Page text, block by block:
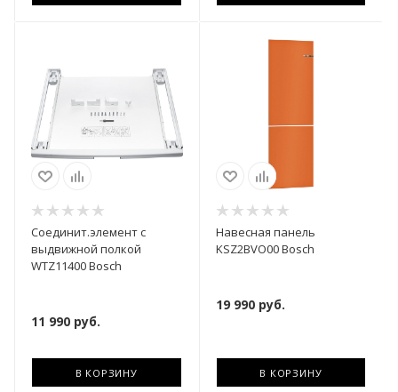
Соединит.элемент с
выдвижной полкой
WTZ11400 Bosch
11 990 руб.
В КОРЗИНУ
Навесная панель
KSZ2BVO00 Bosch
19 990руб.
В КОРЗИНУ